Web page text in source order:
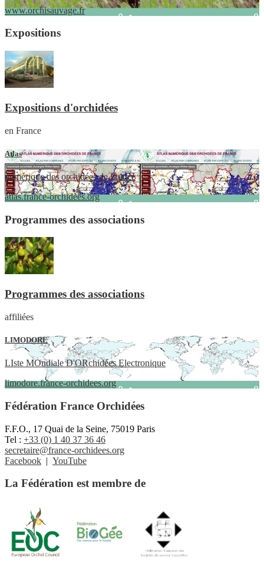
www.orchisauvage.fr
Expositions
Expositions d'orchidées
en France
Atlas
numérique des orchidées de France
atlas.france-orchidees.org
Programmes des associations
Programmes des associations
affiliées
LIMODORE
LIste MOndiale D'ORchidées Electronique
limodore.france-orchidees.org
Fédération France Orchidées
F.F.O., 17 Quai de la Seine, 75019 Paris
Tel : +33 (0) 1 40 37 36 46
secretaire@france-orchidees.org
Facebook | YouTube
La Fédération est membre de